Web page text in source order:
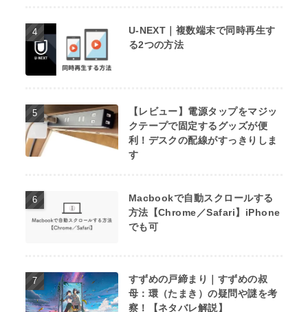
U-NEXT｜複数端末で同時再生す
る2つの方法
【レビュー】電源タップをマジッ
クテープで固定するグッズが便
利！デスクの配線がすっきりしま
す
Macbookで自動スクロールする
方法【Chrome／Safari】iPhone
でも可
すずめの戸締まり｜すずめの叔
母：環（たまき）の疑問や謎を考
察！【ネタバレ解説】